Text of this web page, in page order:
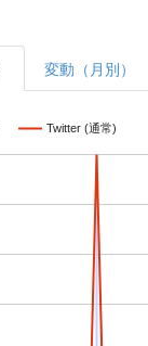
変動（月別）
Twitter (通常)